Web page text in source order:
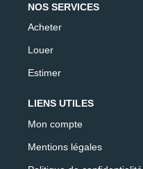
NOS SERVICES
Acheter
Louer
Estimer
LIENS UTILES
Mon compte
Mentions légales